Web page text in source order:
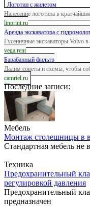
Логотип с жилетом
Нанесение логотипа в
linprint.ru
Аренда экскаватора с
Гусеничные экскаваторы Volvo
vega.rent
Барабанный фильтр
Дадим советы и схемы, чтобы
camriel.ru
Последние записи:
Мебель
Монтаж столешницы в
Стандартная мебель не
Техника
Предохранительный
регулировкой давления
Предохранительный
предназначен